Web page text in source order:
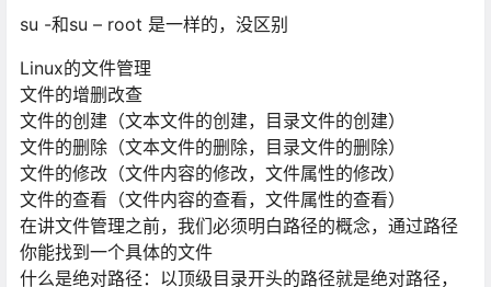
su -和su – root 是⼀样的，没区别
Linux的⽂件管理
⽂件的增删改查
⽂件的创建（⽂本⽂件的创建，⽬录⽂件的创建）
⽂件的删除（⽂本⽂件的删除，⽬录⽂件的删除）
⽂件的修改（⽂件内容的修改，⽂件属性的修改）
⽂件的查看（⽂件内容的查看，⽂件属性的查看）
在讲⽂件管理之前，我们必须明⽩路径的概念，通过路径
你能找到⼀个具体的⽂件
什么是绝对路径：以顶级⽬录开头的路径就是绝对路径，